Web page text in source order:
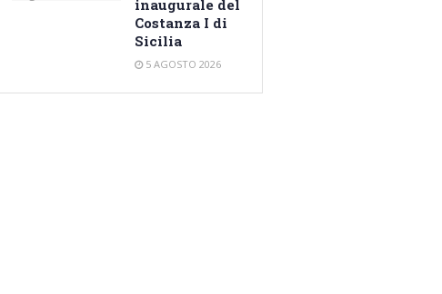
inaugurale del
Costanza I di
Sicilia
5 AGOSTO 2026